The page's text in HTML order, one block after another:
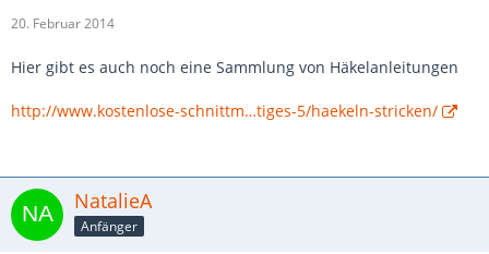
20. Februar 2014
Hier gibt es auch noch eine Sammlung von Häkelanleitungen
http://www.kostenlose-schnittm…tiges-5/haekeln-stricken/
NatalieA
Anfänger